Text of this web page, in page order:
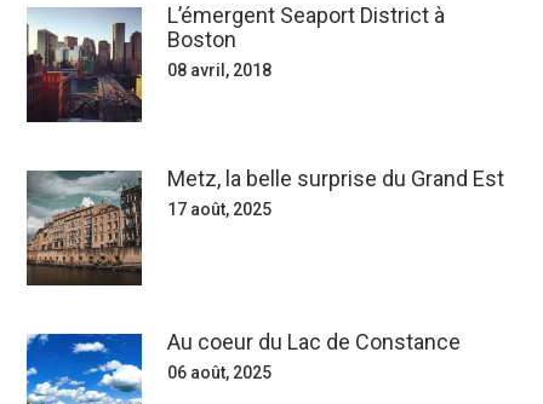
L’émergent Seaport District à
Boston
08 avril, 2018
Metz, la belle surprise du Grand Est
17 août, 2025
Au coeur du Lac de Constance
06 août, 2025